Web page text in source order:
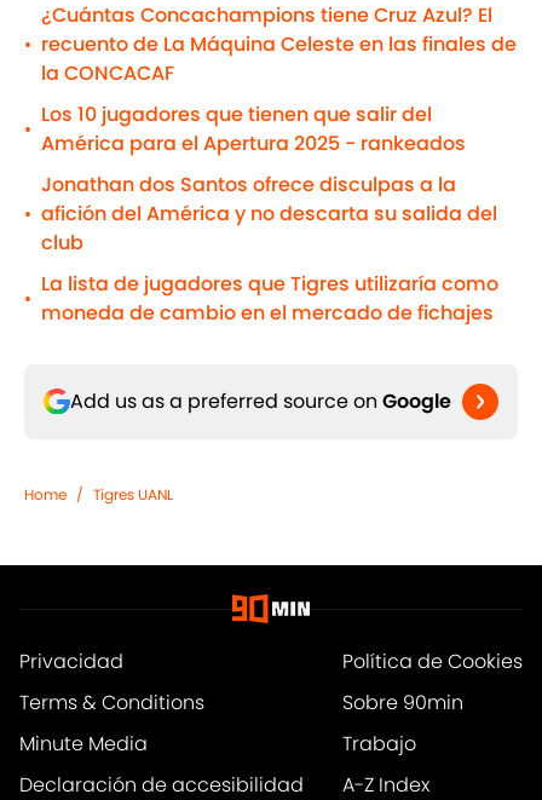
•
¿Cuántas Concachampions tiene Cruz Azul? El
recuento de La Máquina Celeste en las finales de
la CONCACAF
•
Los 10 jugadores que tienen que salir del
América para el Apertura 2025 - rankeados
•
Jonathan dos Santos ofrece disculpas a la
afición del América y no descarta su salida del
club
•
La lista de jugadores que Tigres utilizaría como
moneda de cambio en el mercado de fichajes
Add us as a preferred source on Google
Home / Tigres UANL
Privacidad
Política de Cookies
Terms & Conditions
Sobre 90min
Minute Media
Trabajo
Declaración de accesibilidad
A-Z Index